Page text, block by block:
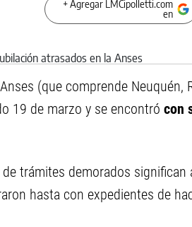
+ Agregar LMCipolletti.com
en
(que comprende Neuquén,
19 de marzo y se encontró con
trámites demorados
hasta con expedientes de